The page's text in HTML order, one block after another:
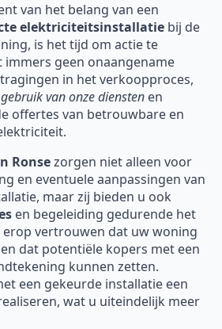
van het belang van een
elektriciteitsinstallatie bij de
is het tijd om actie te
geen onaangename
in het verkoopproces,
van onze diensten en
offertes van betrouwbare en
Ronsezorgen niet alleen voor
en eventuele aanpassingen van
maar zij bieden u ook
en begeleiding gedurende het
erop vertrouwen dat uw woning
dat potentiële kopers met een
kunnen zetten.
een gekeurde installatie een
wat u uiteindelijk meer